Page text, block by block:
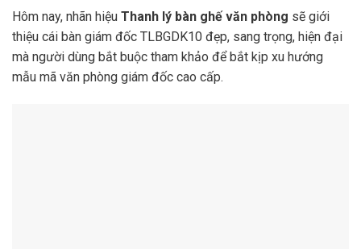
Hôm nay, nhãn hiệu Thanh lý bàn ghế văn phòng sẽ giới
thiệu cái bàn giám đốc TLBGDK10 đẹp, sang trọng, hiện đại
mà người dùng bắt buộc tham khảo để bắt kịp xu hướng
mẫu mã văn phòng giám đốc cao cấp.